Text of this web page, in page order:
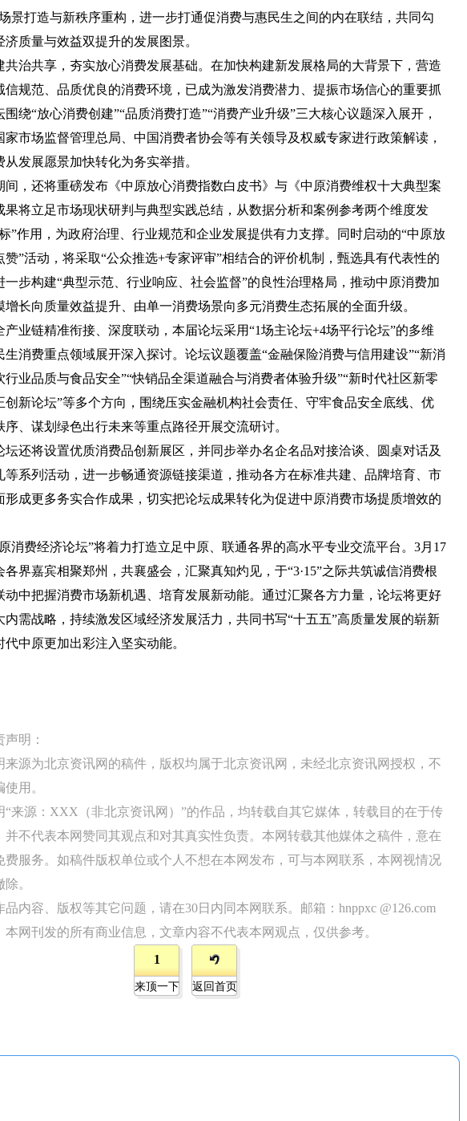
景打造与新秩序重构，进一步打通促消费与惠民生之间的内在联结，共同勾
质量与效益双提升的发展图景。
共享，夯实放心消费发展基础。在加快构建新发展格局的大背景下，营造
信规范、品质优良的消费环境，已成为激发消费潜力、提振市场信心的重要抓
绕“放心消费创建”“品质消费打造”“消费产业升级”三大核心议题深入展开，
家市场监督管理总局、中国消费者协会等有关领导及权威专家进行政策解读，
发展愿景加快转化为务实举措。
还将重磅发布《中原放心消费指数白皮书》与《中原消费维权十大典型案
果将立足市场现状研判与典型实践总结，从数据分析和案例参考两个维度发
”作用，为政府治理、行业规范和企业发展提供有力支撑。同时启动的“中原放
赞”活动，将采取“公众推选+专家评审”相结合的评价机制，甄选具有代表性的
一步构建“典型示范、行业响应、社会监督”的良性治理格局，推动中原消费加
增长向质量效益提升、由单一消费场景向多元消费生态拓展的全面升级。
链精准衔接、深度联动，本届论坛采用“1场主论坛+4场平行论坛”的多维
生消费重点领域展开深入探讨。论坛议题覆盖“金融保险消费与信用建设”“新消
行业品质与食品安全”“快销品全渠道融合与消费者体验升级”“新时代社区新零
创新论坛”等多个方向，围绕压实金融机构社会责任、守牢食品安全底线、优
序、谋划绿色出行未来等重点路径开展交流研讨。
将设置优质消费品创新展区，并同步举办名企名品对接洽谈、圆桌对话及
等系列活动，进一步畅通资源链接渠道，推动各方在标准共建、品牌培育、市
形成更多务实合作成果，切实把论坛成果转化为促进中原消费市场提质增效的
费经济论坛”将着力打造立足中原、联通各界的高水平专业交流平台。3月17
各界嘉宾相聚郑州，共襄盛会，汇聚真知灼见，于“3·15”之际共筑诚信消费根
动中把握消费市场新机遇、培育发展新动能。通过汇聚各方力量，论坛将更好
内需战略，持续激发区域经济发展活力，共同书写“十五五”高质量发展的崭新
中原更加出彩注入坚实动能。
明：
源为北京资讯网的稿件，版权均属于北京资讯网，未经北京资讯网授权，不
用。
来源：XXX（非北京资讯网）”的作品，均转载自其它媒体，转载目的在于传
并不代表本网赞同其观点和对其真实性负责。本网转载其他媒体之稿件，意在
费服务。如稿件版权单位或个人不想在本网发布，可与本网联系，本网视情况
。
内容、版权等其它问题，请在30日内同本网联系。邮箱：hnppxc @126.com
网刊发的所有商业信息，文章内容不代表本网观点，仅供参考。
1
来顶一下 返回首页